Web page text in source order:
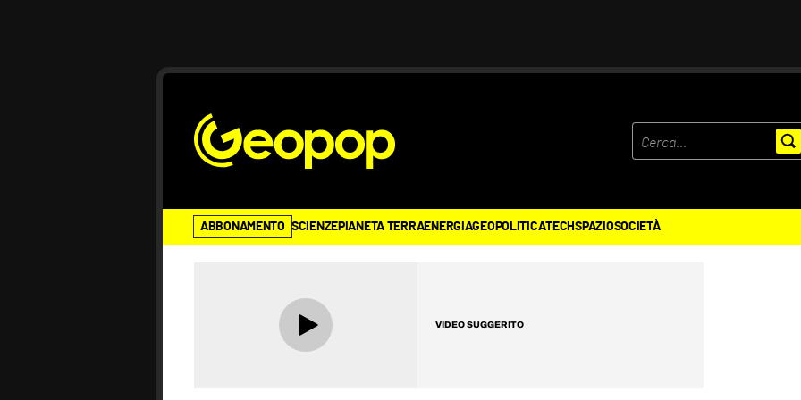
ABBONAMENTO SCIENZEPIANETA TERRAENERGIAGEOPOLITICATECHSPAZIOSOCIETÀ
VIDEO SUGGERITO